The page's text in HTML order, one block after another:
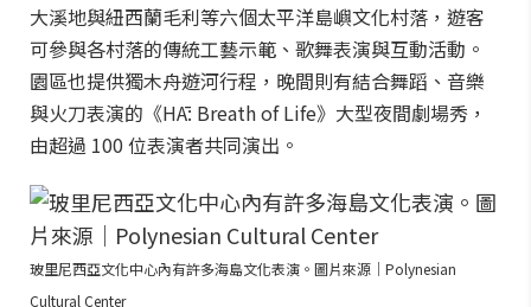
大溪地與紐西蘭毛利等六個太平洋島嶼文化村落，遊客
可參與各村落的傳統工藝示範、歌舞表演與互動活動。
園區也提供獨木舟遊河行程，晚間則有結合舞蹈、音樂
與火刀表演的《HĀ: Breath of Life》大型夜間劇場秀，
由超過 100 位表演者共同演出。
玻里尼西亞文化中心內有許多海島文化表演。圖片來源｜Polynesian
Cultural Center